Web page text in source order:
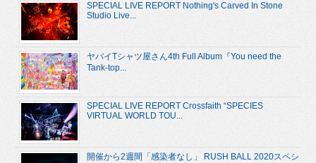
SPECIAL LIVE REPORT Nothing's Carved In Stone
Studio Live...
ヤバイTシャツ屋さん4th Full Album『You need the
Tank-top...
SPECIAL LIVE REPORT Crossfaith “SPECIES
VIRTUAL WORLD TOU...
開催から2週間「感染者なし」 RUSH BALL 2020スペシ